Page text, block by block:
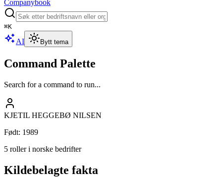
Companybook
⌘K
AI Bytt tema
Command Palette
Search for a command to run...
KJETIL HEGGEBØ NILSEN
Født: 1989
5 roller i norske bedrifter
Kildebelagte fakta